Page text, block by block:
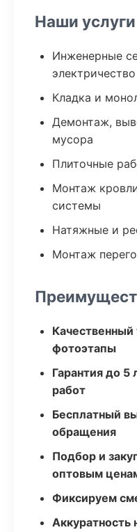
Наши услуги
Инженерные
электричество
Кладка и
Демонтаж,
мусора
Плиточные
Монтаж
системы
Натяжные и
Монтаж
фотоэтапы
Гарантия до 5
работ
Бесплатный
обращения
Подбор и
оптовым
Фиксируем
Аккуратность